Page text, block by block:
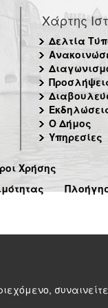
Χάρτης
Δελτία
Ο Δήμος
Υπηρεσίες
Χρήσης